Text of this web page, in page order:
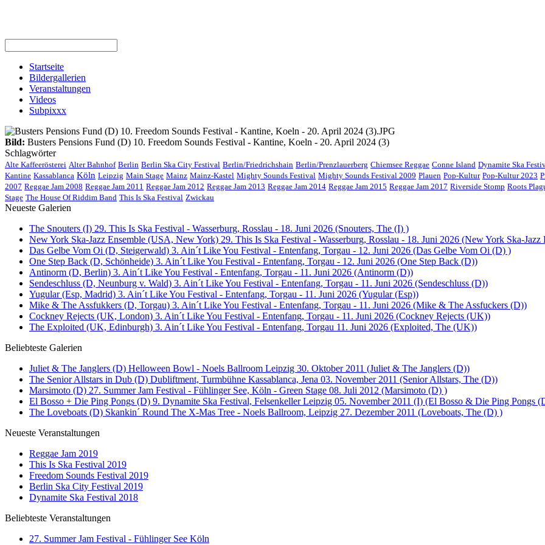
Startseite
Bildergallerien
Veranstaltungen
Videos
Subpixxx
Bild: Busters Pensions Fund (D) 10. Freedom Sounds Festival - Kantine, Koeln - 20. April 2024 (3)
Schlagwörter
Alte Kaffeerösterei Alter Bahnhof Berlin Berlin Ska City Festival Berlin/Friedrichshain Berlin/Prenzlauerberg Chiemsee Reggae Conne Island Dynamite Ska
Kantine Kassablanca Köln Leipzig Main Stage Mainz Mainz-Kastel Mighty Sounds Festival Mighty Sounds Festival 2009 Plauen Pop-Kultur Pop-Kultur 2023
2007 Reggae Jam 2008 Reggae Jam 2011 Reggae Jam 2012 Reggae Jam 2013 Reggae Jam 2014 Reggae Jam 2015 Reggae Jam 2017 Riverside Stomp Roots
Stage The House Of Riddim Band This Is Ska Festival Zwickau
Neueste Galerien
The Snouters (I) 29. This Is Ska Festival - Wasserburg, Rosslau - 18. Juni 2026 (Snouters, The (I) )
New York Ska-Jazz Ensemble (USA, New York) 29. This Is Ska Festival - Wasserburg, Rosslau - 18. Juni 2026 (New York Ska-
Das Gelbe Vom Oi (D, Steigerwald) 3. Ain´t Like You Festival - Entenfang, Torgau - 12. Juni 2026 (Das Gelbe Vom Oi (D) )
One Step Back (D, Schönheide) 3. Ain´t Like You Festival - Entenfang, Torgau - 12. Juni 2026 (One Step Back (D))
Antinorm (D, Berlin) 3. Ain´t Like You Festival - Entenfang, Torgau - 11. Juni 2026 (Antinorm (D))
Sendeschluss (D, Neunburg v. Wald) 3. Ain´t Like You Festival - Entenfang, Torgau - 11. Juni 2026 (Sendeschluss (D))
Yugular (Esp, Madrid) 3. Ain´t Like You Festival - Entenfang, Torgau - 11. Juni 2026 (Yugular (Esp))
Mike & The Assfukkers (D, Torgau) 3. Ain´t Like You Festival - Entenfang, Torgau - 11. Juni 2026 (Mike & The Assfuckers (D))
Cockney Rejects (UK, London) 3. Ain´t Like You Festival - Entenfang, Torgau - 11. Juni 2026 (Cockney Rejects (UK))
The Exploited (UK, Edinburgh) 3. Ain´t Like You Festival - Entenfang, Torgau 11. Juni 2026 (Exploited, The (UK))
Beliebteste Galerien
Juliet & The Janglers (D) Helloween Bowl - Noels Ballroom Leipzig 30. Oktober 2011 (Juliet & The Janglers (D))
The Senior Allstars in Dub (D) Dubliftment, Turmbühne Kassablanca, Jena 03. November 2011 (Senior Allstars, The (D))
Marsimoto (D) 27. Summer Jam Festival - Fühlinger See, Köln - Green Stage 08. Juli 2012 (Marsimoto (D) )
El Bosso + Die Ping Pongs (D) 9. Dynamite Ska Festival, Felsenkeller Leipzig 05. November 2011 (I) (El Bosso & Die Ping Pongs
The Loveboats (D) Skankin´ Round The X-Mas Tree - Noels Ballroom, Leipzig 27. Dezember 2011 (Loveboats, The (D) )
Neueste Veranstaltungen
Reggae Jam 2019
This Is Ska Festival 2019
Freedom Sounds Festival 2019
Berlin Ska City Festival 2019
Dynamite Ska Festival 2018
Beliebteste Veranstaltungen
27. Summer Jam Festival - Fühlinger See Köln